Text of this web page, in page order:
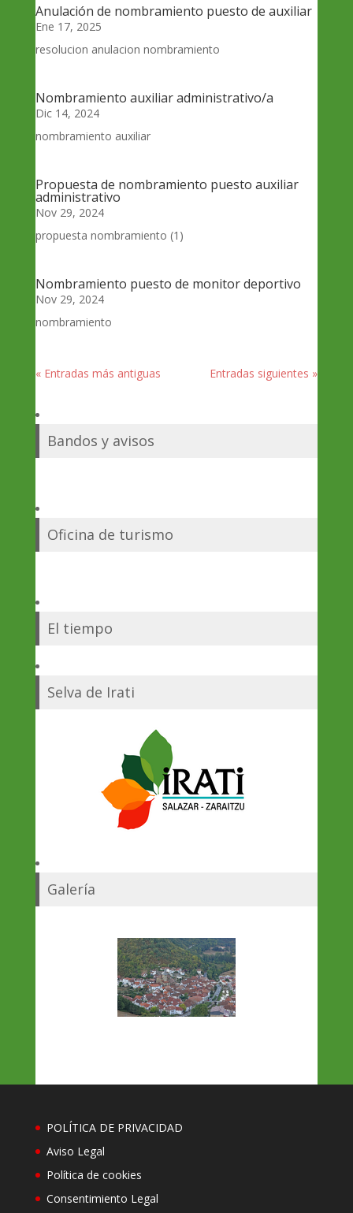
Anulación de nombramiento puesto de auxiliar
Ene 17, 2025
resolucion anulacion nombramiento
Nombramiento auxiliar administrativo/a
Dic 14, 2024
nombramiento auxiliar
Propuesta de nombramiento puesto auxiliar
administrativo
Nov 29, 2024
propuesta nombramiento (1)
Nombramiento puesto de monitor deportivo
Nov 29, 2024
nombramiento
« Entradas más antiguas Entradas siguientes »
Bandos y avisos
Oficina de turismo
El tiempo
Selva de Irati
Galería
POLÍTICA DE PRIVACIDAD
Aviso Legal
Política de cookies
Consentimiento Legal